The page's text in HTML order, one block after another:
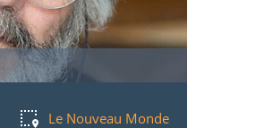
Le Nouveau Monde